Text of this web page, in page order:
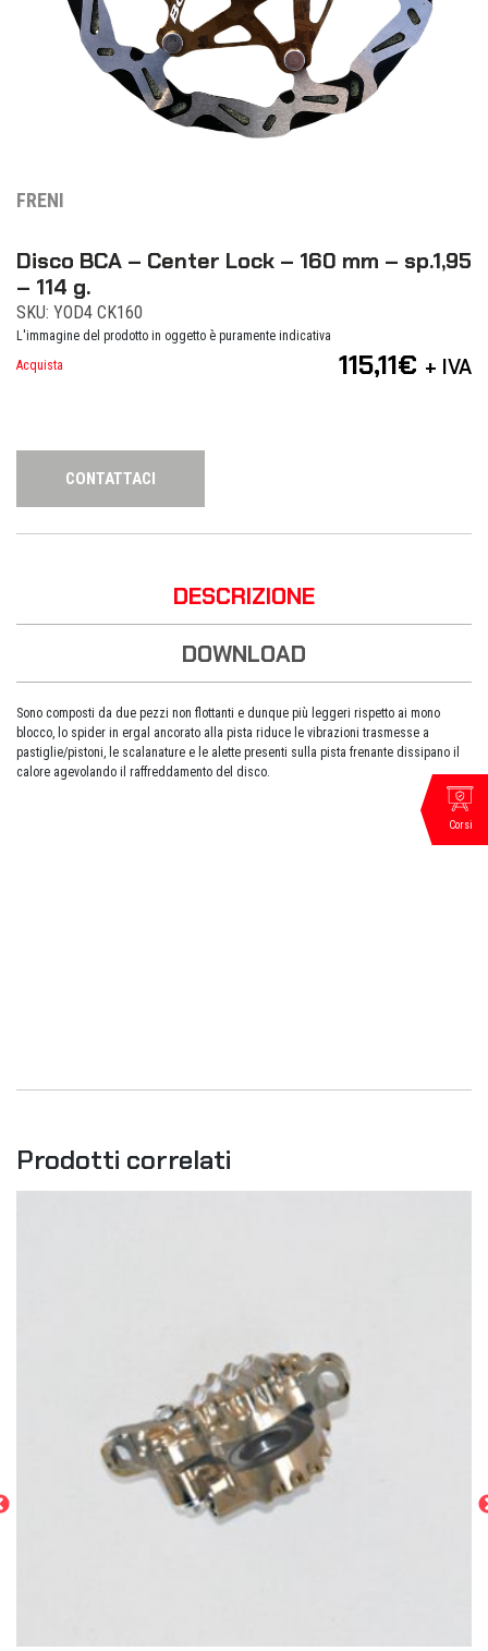
FRENI
Disco BCA – Center Lock – 160 mm – sp.1,95
– 114 g.
SKU: YOD4 CK160
L'immagine del prodotto in oggetto è puramente indicativa
Acquista
115,11€ + IVA
CONTATTACI
DESCRIZIONE
DOWNLOAD
Sono composti da due pezzi non flottanti e dunque più leggeri rispetto ai mono
blocco, lo spider in ergal ancorato alla pista riduce le vibrazioni trasmesse a
pastiglie/pistoni, le scalanature e le alette presenti sulla pista frenante dissipano il
calore agevolando il raffreddamento del disco.
Prodotti correlati
Corsi